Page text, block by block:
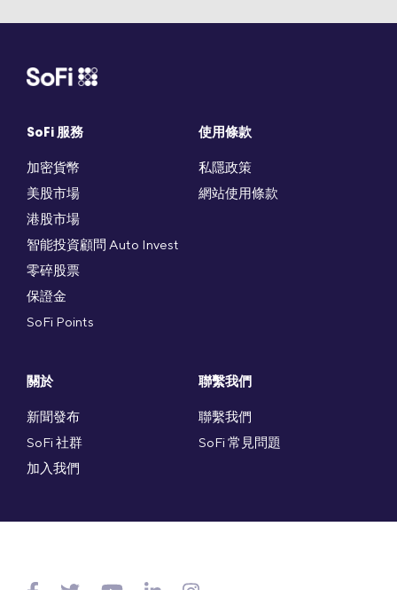
SoFi 服務
加密貨幣
美股市場
港股市場
智能投資顧問 Auto Invest
零碎股票
保證金
SoFi Points
使用條款
私隱政策
網站使用條款
關於
新聞發布
SoFi 社群
加入我們
聯繫我們
聯繫我們
SoFi 常見問題